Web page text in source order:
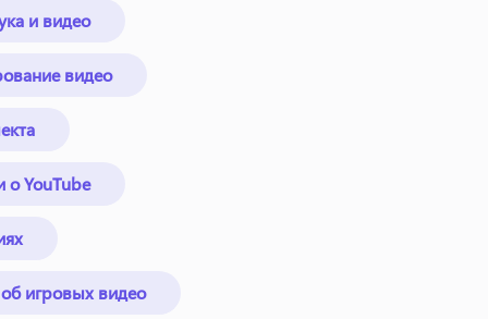
и видео
видео
о YouTube
игровых видео